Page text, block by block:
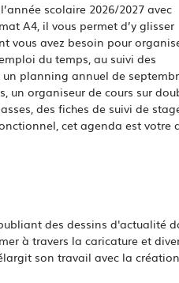
scolaire 2026/2027 avec
A4, il vous permet d’y glisser
vous avez besoin pour
du temps, au suivi des
planning annuel de
un organiseur de cours sur
des fiches de suivi de
cet agenda est votre
des dessins d'actualité
à travers la caricature et
son travail avec la création